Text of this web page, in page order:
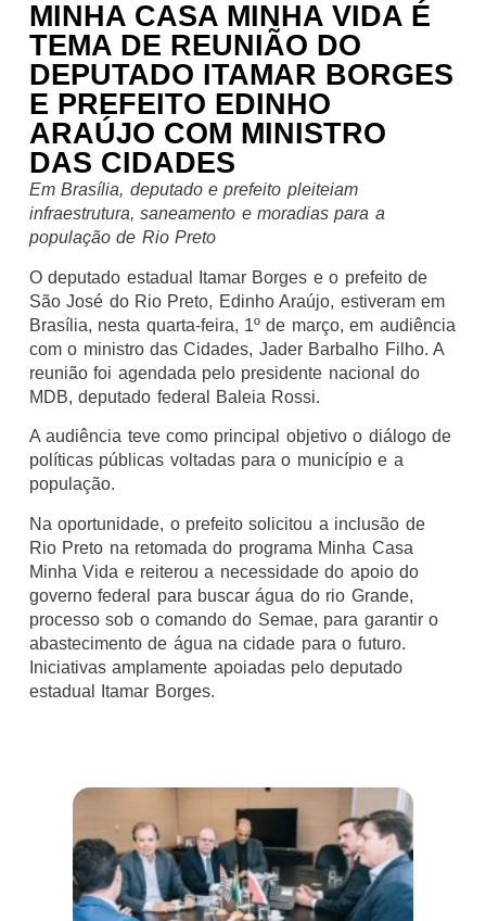
MINHA CASA MINHA VIDA É
TEMA DE REUNIÃO DO
DEPUTADO ITAMAR BORGES
E PREFEITO EDINHO
ARAÚJO COM MINISTRO
DAS CIDADES
Em Brasília, deputado e prefeito pleiteiam
infraestrutura, saneamento e moradias para a
população de Rio Preto
O deputado estadual Itamar Borges e o prefeito de
São José do Rio Preto, Edinho Araújo, estiveram em
Brasília, nesta quarta-feira, 1º de março, em audiência
com o ministro das Cidades, Jader Barbalho Filho. A
reunião foi agendada pelo presidente nacional do
MDB, deputado federal Baleia Rossi.
A audiência teve como principal objetivo o diálogo de
políticas públicas voltadas para o município e a
população.
Na oportunidade, o prefeito solicitou a inclusão de
Rio Preto na retomada do programa Minha Casa
Minha Vida e reiterou a necessidade do apoio do
governo federal para buscar água do rio Grande,
processo sob o comando do Semae, para garantir o
abastecimento de água na cidade para o futuro.
Iniciativas amplamente apoiadas pelo deputado
estadual Itamar Borges.